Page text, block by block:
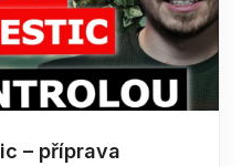
– příprava